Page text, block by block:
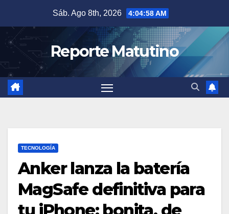
contenido
Sáb. Ago 8th, 2026 4:04:59 AM
Reporte Matutino
TECNOLOGÍA
Anker lanza la batería
MagSafe definitiva para